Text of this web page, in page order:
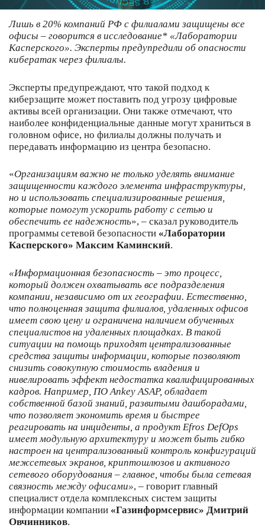
Лишь в 20% компаний РФ с филиалами защищены все
офисы – говорится в исследование* «Лаборатории
Касперского». Эксперты предупредили об опасности
кибератак через филиалы.
Эксперты предупреждают, что такой подход к
киберзащите может поставить под угрозу цифровые
активы всей организации. Они также отмечают, что
наиболее конфиденциальные данные могут храниться в
головном офисе, но филиалы должны получать и
передавать информацию из центра безопасно.
«Организациям важно не только уделять внимание
защищенности каждого элемента инфраструктуры,
но и использовать специализированные решения,
которые помогут ускорить работу с сетью и
обеспечить ее надежность», – сказал руководитель
программы сетевой безопасности «Лаборатории
Касперского» Максим Каминский.
«Информационная безопасность – это процесс,
который должен охватывать все подразделения
компании, независимо от их географии. Естественно,
что полноценная защита филиалов, удаленных офисов
имеет свою цену и ограничена наличием обученных
специалистов на удаленных площадках. В такой
ситуации на помощь приходят централизованные
средства защиты информации, которые позволяют
снизить совокупную стоимость владения и
нивелировать эффект недостатка квалифицированных
кадров. Например, ПО Ankey ASAP, обладает
собственной базой знаний, развитыми дашборадами,
что позволяет экономить время и быстрее
реагировать на инциденты, а продукт Efros DefOps
имеет модульную архитектуру и может быть гибко
настроен на централизованный контроль конфигураций
межсетевых экранов, криптошлюзов и активного
сетевого оборудования – главное, чтобы была сетевая
связность между офисами», – говорит главный
специалист отдела комплексных систем защиты
информации компании «Газинформсервис» Дмитрий
Овчинников.